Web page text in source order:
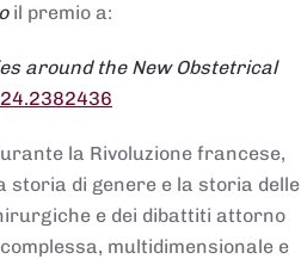
il premio a:
around the New Obstetrical
la Rivoluzione francese,
storia di genere e la storia delle
e dei dibattiti attorno
multidimensionale e